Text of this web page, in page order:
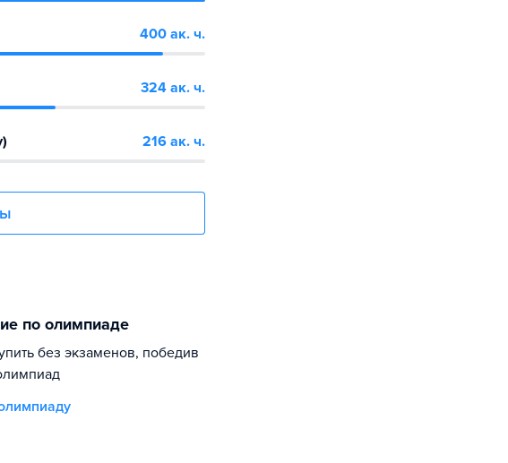
400 ак. ч.
324 ак. ч.
216 ак. ч.
по олимпиаде
без экзаменов, победив